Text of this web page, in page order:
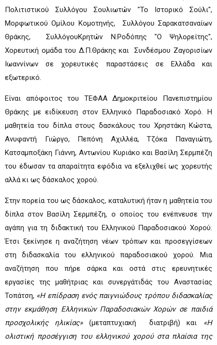
Πολιτιστικού Συλλόγου Σουλιωτών "Το Ιστορικό Σούλι",
Μορφωτικού Ομίλου Κομοτηνής, Συλλόγου Σαρακατσαναίων
Θράκης, ΣυλλόγουΚρητών Ν.Ροδόπης "Ο Ψηλορείτης",
Χορευτική ομάδα του Δ.Π.Θράκης και Συνδέσμου Ζαγορισίων
Ιωαννίνων σε χορευτικές παραστάσεις σε Ελλάδα και
εξωτερικό.
Είναι απόφοιτος του ΤΕΦΑΑ Δημοκριτείου Πανεπιστημίου
Θράκης με ειδίκευση στον Ελληνικό Παραδοσιακό Χορό. Η
μαθητεία του δίπλα στους δασκάλους του Χρηστάκη Κώστα,
Ανυφαντή Γιώργο, Πεπόνη Αχιλλέα, Τζόκα Παναγιώτη,
Κατσαμποξάκη Γιάννη, Αντωνίου Κυριάκο και Βασίλη Σερμπέζη
του έδωσαν τα απαραίτητα εφόδια να εξελιχθεί ως χορευτής
αλλά κι ως δάσκαλος χορού.
Στην πορεία του ως δάσκαλος, καταλυτική ήταν η μαθητεία του
δίπλα στον Βασίλη Σερμπέζη, ο οποίος του ενέπνευσε την
αγάπη για τη διδακτική του Ελληνικού Παραδοσιακού Χορού.
Έτσι ξεκίνησε η αναζήτηση νέων τρόπων και προσεγγίσεων
στη διδασκαλία του ελληνικού παραδοσιακού χορού. Μια
αναζήτηση που πήρε σάρκα και οστά στις ερευνητικές
εργασίες της μαθήτριας και συνεργάτιδάς του Αναστασίας
Τοπάτση, «Η επίδραση ενός παιγνιώδους τρόπου διδασκαλίας
στην εκμάθηση Ελληνικών Παραδοσιακών Χορών σε παιδιά
προσχολικής ηλικίας» (μεταπτυχιακή διατριβή) και «Η
ολιστική προσέγγιση του ελληνικού χορού στα πλαίσια της